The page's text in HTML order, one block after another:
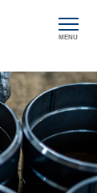
MENU